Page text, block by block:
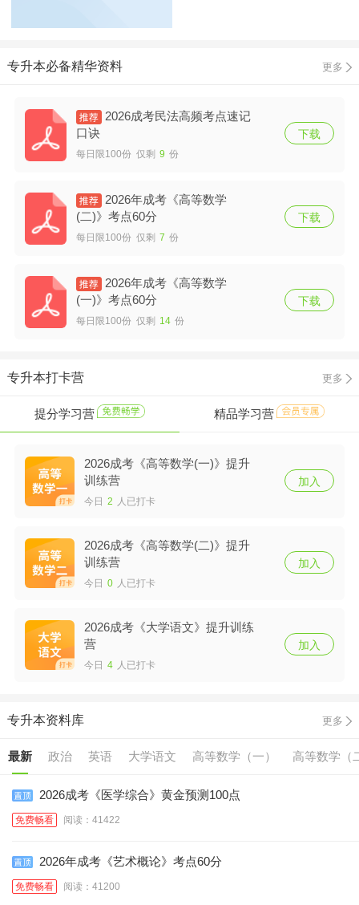
专升本必备精华资料 更多
2026成考民法高频考点速记
口诀
每日限100份 仅剩 9 份
下载
2026年成考《高等数学
(二)》考点60分
每日限100份 仅剩 7 份
下载
2026年成考《高等数学
(一)》考点60分
每日限100份 仅剩 14 份
下载
专升本打卡营 更多
提分学习营 精品学习营
2026成考《高等数学(一)》提升
训练营
今日 2 人已打卡
加入
2026成考《高等数学(二)》提升
训练营
今日 0 人已打卡
加入
2026成考《大学语文》提升训练
营
今日 4 人已打卡
加入
专升本资料库 更多
最新 政治 英语 大学语文 高等数学（一） 高等数学（
2026成考《医学综合》黄金预测100点
免费畅看 阅读：41422
2026年成考《艺术概论》考点60分
免费畅看 阅读：41200